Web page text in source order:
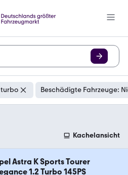
turbo Beschädigte Fahrzeuge:
Kachelansicht
Astra K Sports Tourer
1.2 Turbo 145PS